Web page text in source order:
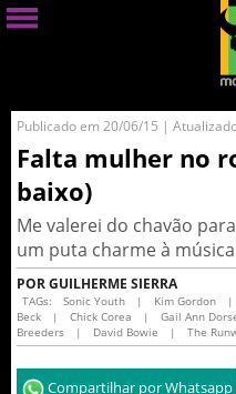
Publicado em 20/06/15 |
Falta mulher no
baixo)
Me valerei do chavão
um puta charme à música
POR GUILHERME SIERRA
TAGs: Sonic Youth | Kim Gordon |
Beck
| Chick Corea | Gail Ann
Breeders
| David Bowie | The
Compartilhar por Whatsapp